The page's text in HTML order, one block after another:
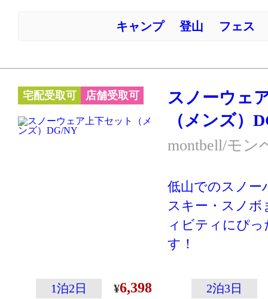
載！
ン×ダークネイ
ーハイキングな
クティブに動
す。あまり動か
ケットやダウ
向いています。
キャンプ 登山 フェス
宅配受取可 店舗受取可
スノーウェ
（メンズ）
montbell/モン
低山でのスノー
スキー・スノ
ィビティにぴ
す！
こその温かさ
1泊2日 6,398 2泊3日